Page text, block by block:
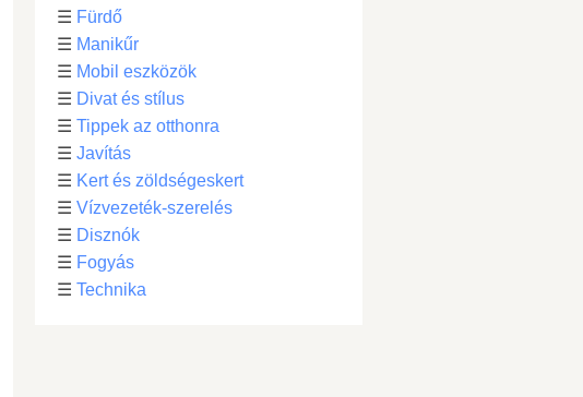
☰ Fürdő
☰ Manikűr
☰ Mobil eszközök
☰ Divat és stílus
☰ Tippek az otthonra
☰ Javítás
☰ Kert és zöldségeskert
☰ Vízvezeték-szerelés
☰ Disznók
☰ Fogyás
☰ Technika